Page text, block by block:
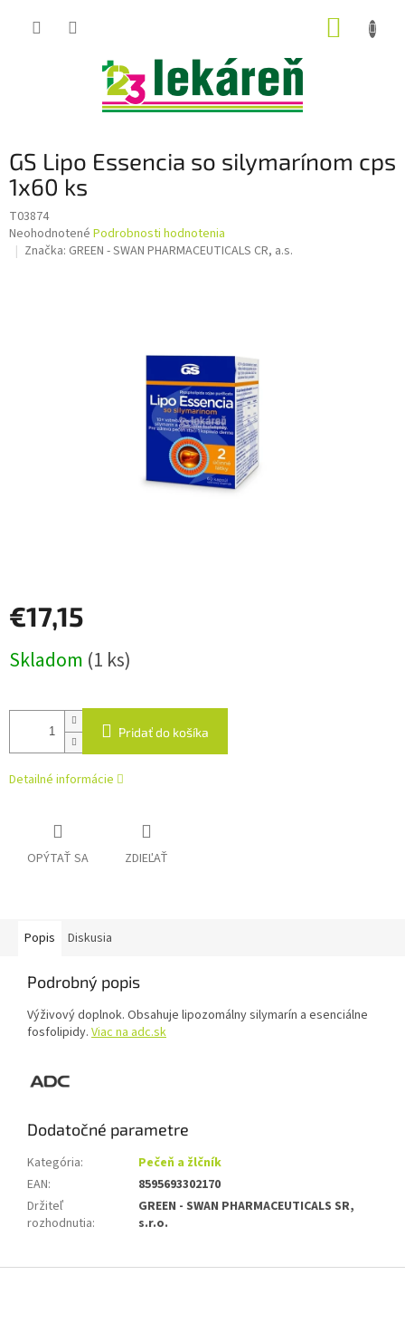
GS Lipo Essencia so silymarínom cps
1x60 ks
T03874
Priemerné
hodnotenie
Neohodnotené Podrobnosti hodnotenia
Značka: GREEN - SWAN PHARMACEUTICALS CR, a.s.
€17,15
cena:
Skladom (1 ks)
Pridať do košíka
Detailné informácie
OPÝTAŤ SA ZDIEĽAŤ
Popis Diskusia
Podrobný popis
Výživový doplnok. Obsahuje lipozomálny silymarín a esenciálne
fosfolipidy. Viac na adc.sk
Dodatočné parametre
Kategória:
Pečeň a žlčník
EAN:
8595693302170
Držiteľ
rozhodnutia:
GREEN - SWAN PHARMACEUTICALS SR,
s.r.o.